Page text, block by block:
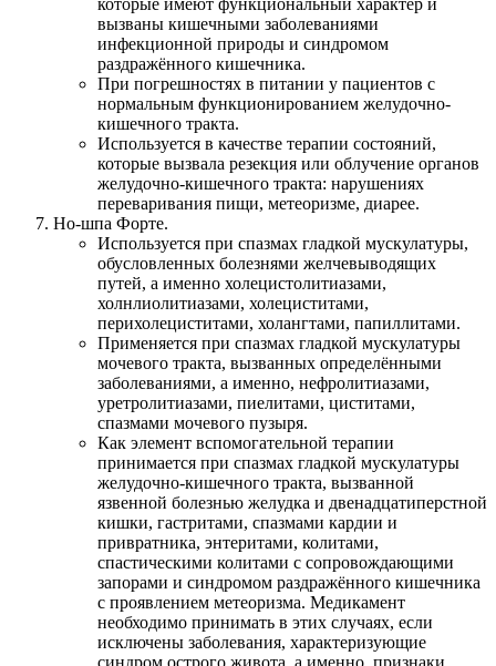
которые имеют функциональный характер и
вызваны кишечными заболеваниями
инфекционной природы и синдромом
раздражённого кишечника.
При погрешностях в питании у пациентов с
нормальным функционированием желудочно-
кишечного тракта.
Используется в качестве терапии состояний,
которые вызвала резекция или облучение органов
желудочно-кишечного тракта: нарушениях
переваривания пищи, метеоризме, диарее.
Но-шпа Форте.
Используется при спазмах гладкой мускулатуры,
обусловленных болезнями желчевыводящих
путей, а именно холецистолитиазами,
холнлиолитиазами, холециститами,
перихолециститами, холангтами, папиллитами.
Применяется при спазмах гладкой мускулатуры
мочевого тракта, вызванных определёнными
заболеваниями, а именно, нефролитиазами,
уретролитиазами, пиелитами, циститами,
спазмами мочевого пузыря.
Как элемент вспомогательной терапии
принимается при спазмах гладкой мускулатуры
желудочно-кишечного тракта, вызванной
язвенной болезнью желудка и двенадцатиперстной
кишки, гастритами, спазмами кардии и
привратника, энтеритами, колитами,
спастическими колитами с сопровождающими
запорами и синдромом раздражённого кишечника
с проявлением метеоризма. Медикамент
необходимо принимать в этих случаях, если
исключены заболевания, характеризующие
синдром острого живота, а именно, признаки